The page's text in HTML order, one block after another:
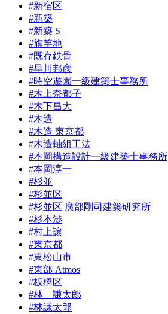
#新宿区
#新築
#新築 S
#旗竿地
#既存鉄骨
#早川邦彦
#時空遊園一級建築士事務所
#木上奈都子
#木下昌大
#木造
#木造 東京都
#木造軸組工法
#本岡構造設計一級建築士事務所
#本岡淳一
#杉並
#杉並区
#杉並区 廣部剛司建築研究所
#杉本渉
#村上譲
#東京都
#東松山市
#東部 Atmos
#板橋区
#林 謙太郎
#林謙太郎